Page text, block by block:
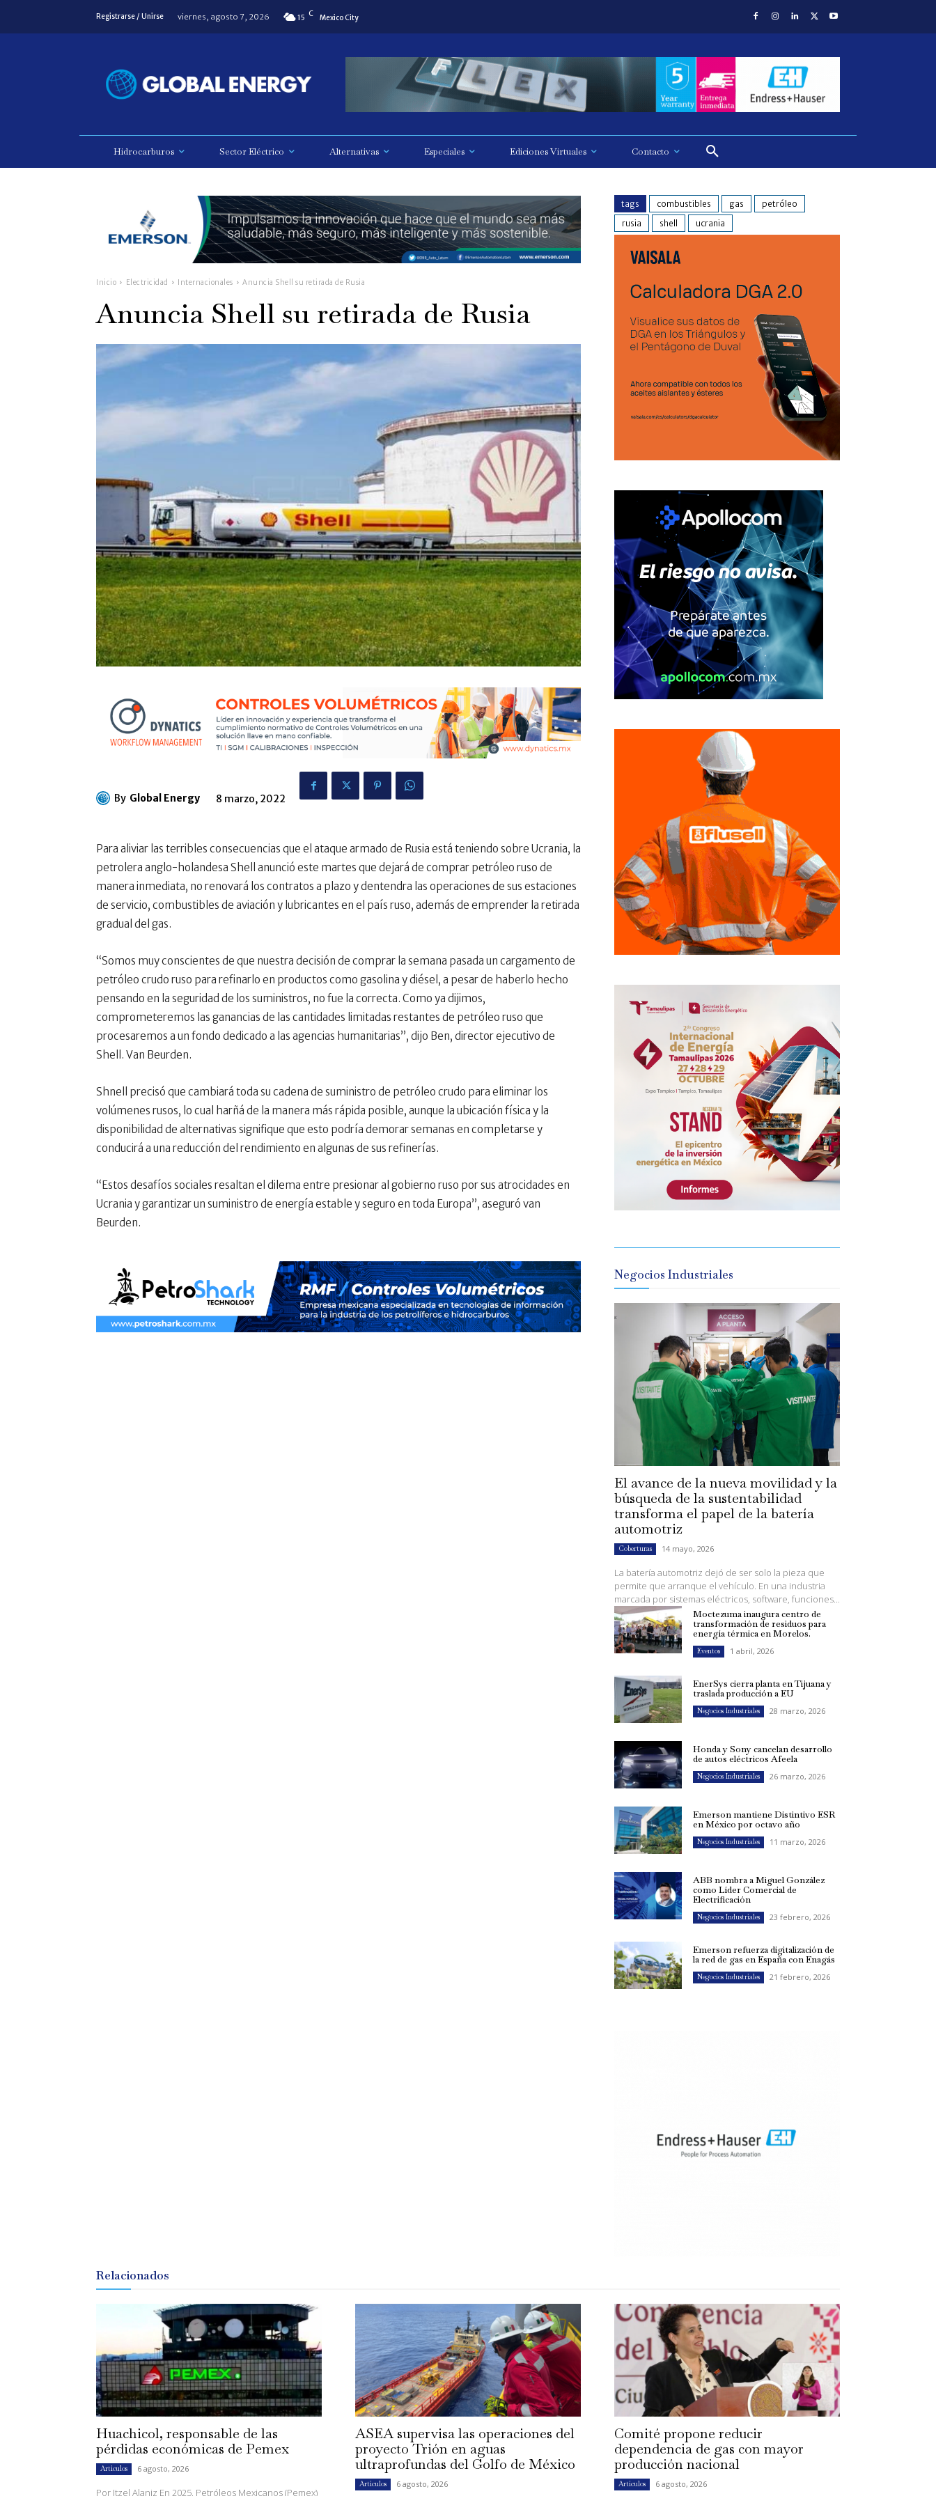
Registrarse / Unirse viernes, agosto 7, 2026 15 C Mexico City
Hidrocarburos Sector Eléctrico Alternativas Especiales Ediciones Virtuales Contacto
Inicio Electricidad Internacionales Anuncia Shell su retirada de Rusia
Anuncia Shell su retirada de Rusia
By Global Energy 8 marzo, 2022
Para aliviar las terribles consecuencias que el ataque armado de Rusia está teniendo sobre Ucrania, la
petrolera anglo-holandesa Shell anunció este martes que dejará de comprar petróleo ruso de
manera inmediata, no renovará los contratos a plazo y dentendra las operaciones de sus estaciones
de servicio, combustibles de aviación y lubricantes en el país ruso, además de emprender la retirada
gradual del gas.
“Somos muy conscientes de que nuestra decisión de comprar la semana pasada un cargamento de
petróleo crudo ruso para refinarlo en productos como gasolina y diésel, a pesar de haberlo hecho
pensando en la seguridad de los suministros, no fue la correcta. Como ya dijimos,
comprometeremos las ganancias de las cantidades limitadas restantes de petróleo ruso que
procesaremos a un fondo dedicado a las agencias humanitarias”, dijo Ben, director ejecutivo de
Shell. Van Beurden.
Shnell precisó que cambiará toda su cadena de suministro de petróleo crudo para eliminar los
volúmenes rusos, lo cual harñá de la manera más rápida posible, aunque la ubicación física y la
disponibilidad de alternativas signifique que esto podría demorar semanas en completarse y
conducirá a una reducción del rendimiento en algunas de sus refinerías.
“Estos desafíos sociales resaltan el dilema entre presionar al gobierno ruso por sus atrocidades en
Ucrania y garantizar un suministro de energía estable y seguro en toda Europa”, aseguró van
Beurden.
tags combustibles gas
petróleo
rusia
shell ucrania
Negocios Industriales
El avance de la nueva movilidad y la
búsqueda de la sustentabilidad
transforma el papel de la batería
automotriz
Coberturas 14 mayo, 2026
La batería automotriz dejó de ser solo la pieza que
permite que arranque el vehículo. En una industria
marcada por sistemas eléctricos, software, funciones...
Moctezuma inaugura centro de
transformación de residuos para
energía térmica en Morelos.
Eventos 1 abril, 2026
EnerSys cierra planta en Tijuana y
traslada producción a EU
Negocios Industriales 28 marzo, 2026
Honda y Sony cancelan desarrollo
de autos eléctricos Afeela
Negocios Industriales 26 marzo, 2026
Emerson mantiene Distintivo ESR
en México por octavo año
Negocios Industriales 11 marzo, 2026
ABB nombra a Miguel González
como Líder Comercial de
Electrificación
Negocios Industriales 23 febrero, 2026
Emerson refuerza digitalización de
la red de gas en España con Enagás
Negocios Industriales 21 febrero, 2026
Relacionados
Huachicol, responsable de las
pérdidas económicas de Pemex
Artículos 6 agosto, 2026
Por Itzel Alaniz En 2025, Petróleos Mexicanos (Pemex)
ASEA supervisa las operaciones del
proyecto Trión en aguas
ultraprofundas del Golfo de México
Artículos 6 agosto, 2026
Comité propone reducir
dependencia de gas con mayor
producción nacional
Artículos 6 agosto, 2026